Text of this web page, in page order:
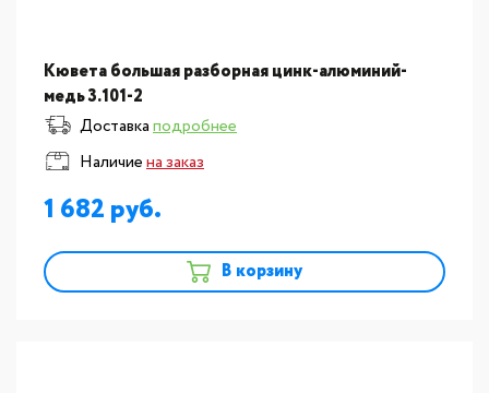
Кювета большая разборная цинк-алюминий-
медь 3.101-2
Доставкаподробнее
Наличиена заказ
1 682
В корзину